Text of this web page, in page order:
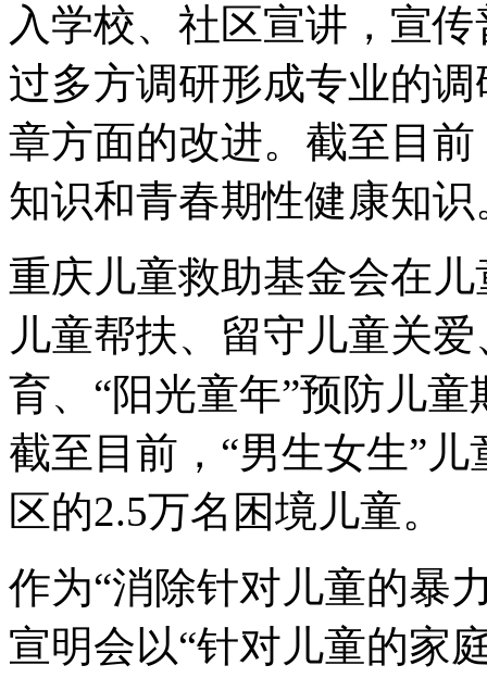
入学校、社区宣讲，宣
过多方调研形成专业的
章方面的改进。截至目
知识和青春期性健康知识
重庆儿童救助基金会在
儿童帮扶、留守儿童关
育、“阳光童年”预防儿
截至目前，“男生女生”
区的2.5万名困境儿童。
作为“消除针对儿童的暴
宣明会以“针对儿童的家